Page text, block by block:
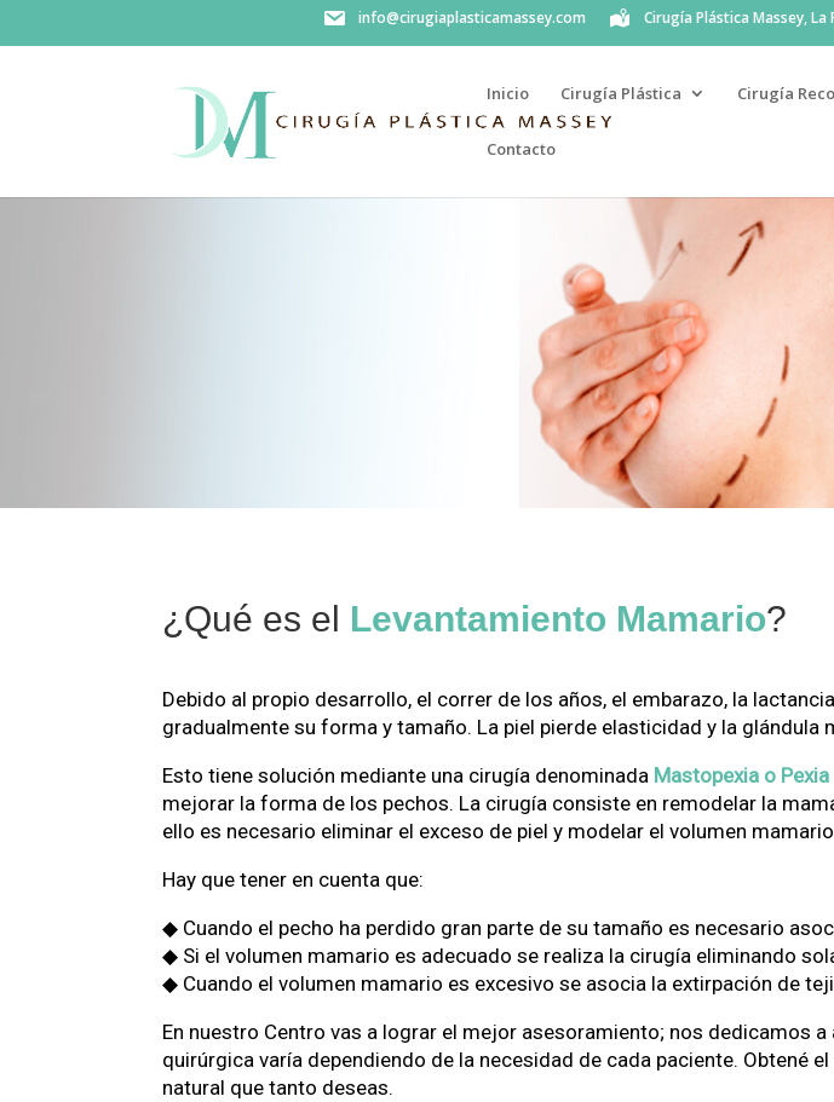
info@cirugiaplasticamassey.com Cirugía Plástica Massey, La
Inicio Cirugía Plástica Cirugía
Contacto
¿Qué es el Levantamiento Mamario?
Debido al propio desarrollo, el correr de los años, el embarazo, la
gradualmente su forma y tamaño. La piel pierde elasticidad y la glándula
Esto tiene solución mediante una cirugía denominada Mastopexia o
mejorar la forma de los pechos. La cirugía consiste en remodelar la
ello es necesario eliminar el exceso de piel y modelar el volumen
Hay que tener en cuenta que:
◆ Cuando el pecho ha perdido gran parte de su tamaño es necesario
◆ Si el volumen mamario es adecuado se realiza la cirugía eliminando
◆ Cuando el volumen mamario es excesivo se asocia la extirpación de
En nuestro Centro vas a lograr el mejor asesoramiento; nos dedicamos
quirúrgica varía dependiendo de la necesidad de cada paciente. Obtené
natural que tanto deseas.